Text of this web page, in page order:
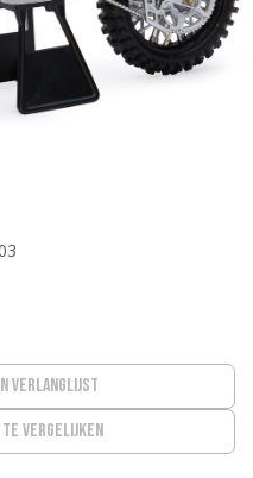
te vergelijken
verlanglijst